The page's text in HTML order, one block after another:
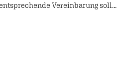
Vereinbarung soll...